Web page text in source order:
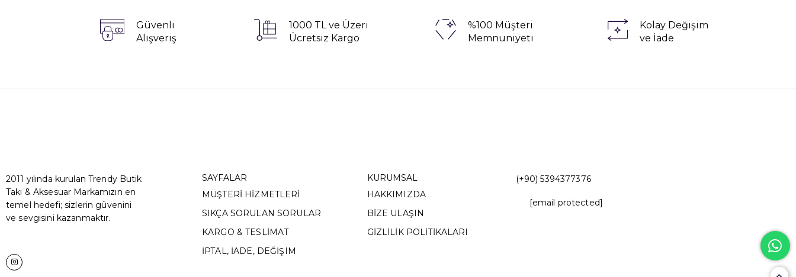
Güvenli
Alışveriş
1000 TL ve Üzeri
Ücretsiz Kargo
%100 Müşteri
Memnuniyeti
Kolay Değişim
ve İade
2011 yılında kurulan Trendy Butik
Takı & Aksesuar Markamızın en
temel hedefi; sizlerin güvenini
ve sevgisini kazanmaktır.
SAYFALAR
MÜŞTERİ HİZMETLERİ
SIKÇA SORULAN SORULAR
KARGO & TESLİMAT
İPTAL, İADE, DEĞİŞIM
KURUMSAL
HAKKIMIZDA
BİZE ULAŞIN
GİZLİLİK POLİTİKALARI
(+90) 5394377376
[email protected]